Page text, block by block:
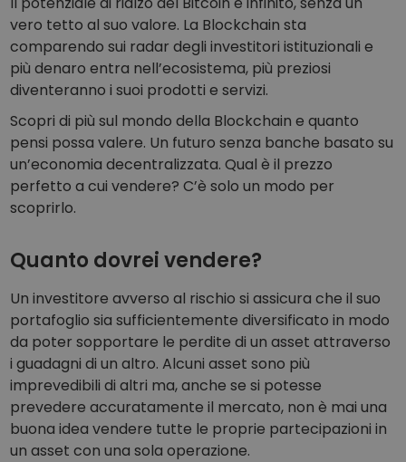
vero tetto al suo valore. La Blockchain sta
comparendo sui radar degli investitori istituzionali e
più denaro entra nell’ecosistema, più preziosi
diventeranno i suoi prodotti e servizi.
Scopri di più sul mondo della Blockchain e quanto
pensi possa valere. Un futuro senza banche basato su
un’economia decentralizzata. Qual è il prezzo
perfetto a cui vendere? C’è solo un modo per
scoprirlo.
Quanto dovrei vendere?
Un investitore avverso al rischio si assicura che il suo
portafoglio sia sufficientemente diversificato in modo
da poter sopportare le perdite di un asset attraverso
i guadagni di un altro. Alcuni asset sono più
imprevedibili di altri ma, anche se si potesse
prevedere accuratamente il mercato, non è mai una
buona idea vendere tutte le proprie partecipazioni in
un asset con una sola operazione.